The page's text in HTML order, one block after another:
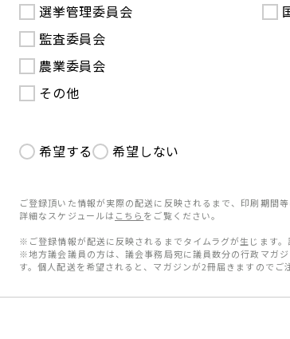
選挙管理委員会
監査委員会
農業委員会
その他
希望する 希望しない
ご登録頂いた情報が実際の配送に反映されるまで、印刷期間
詳細なスケジュールは こちら をご覧ください。
※ご登録情報が配送に反映されるまでタイムラグが生じます。
※地方議会議員の方は、議会事務局宛に議員数分の行政マガ
す。個人配送を希望されると、マガジンが2冊届きますのでご